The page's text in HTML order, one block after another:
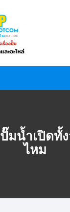
ปั๊มน้ำเปิดทั้
ไหม